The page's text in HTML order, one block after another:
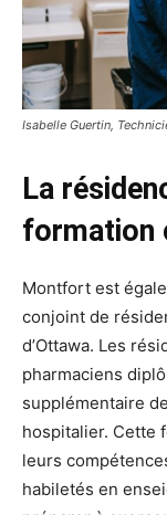
Isabelle Guertin,
La
formation
Montfort est
conjoint de
d’Ottawa. Les
pharmaciens
supplémentaire
hospitalier. Cette
leurs
habiletés en